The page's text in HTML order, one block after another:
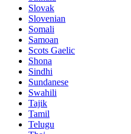
Slovak
Slovenian
Somali
Samoan
Scots Gaelic
Shona
Sindhi
Sundanese
Swahili
Tajik
Tamil
Telugu